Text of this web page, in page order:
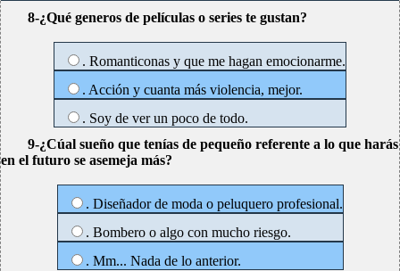
8-¿Qué generos de películas o series te gustan?
. Romanticonas y que me hagan emocionarme.
. Acción y cuanta más violencia, mejor.
. Soy de ver un poco de todo.
9-¿Cúal sueño que tenías de pequeño referente a lo que harás
en el futuro se asemeja más?
. Diseñador de moda o peluquero profesional.
. Bombero o algo con mucho riesgo.
. Mm... Nada de lo anterior.